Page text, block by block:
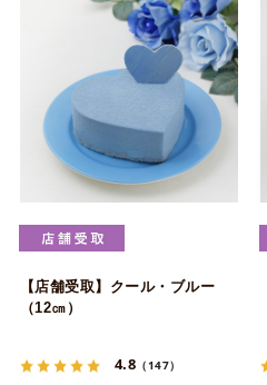
【店舗受取】クール・ブルー
（12㎝）
4.8 （147）